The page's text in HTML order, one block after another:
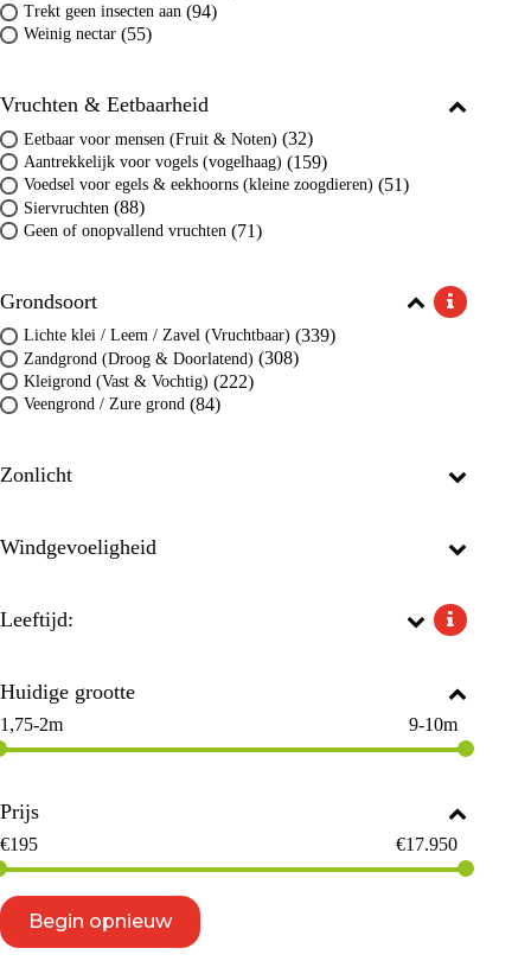
Trekt geen insecten aan (94)
Weinig nectar (55)
Vruchten & Eetbaarheid
Eetbaar voor mensen (Fruit & Noten) (32)
Aantrekkelijk voor vogels (vogelhaag) (159)
Voedsel voor egels & eekhoorns (kleine zoogdieren) (51)
Siervruchten (88)
Geen of onopvallend vruchten (71)
Grondsoort
Lichte klei / Leem / Zavel (Vruchtbaar) (339)
Zandgrond (Droog & Doorlatend) (308)
Kleigrond (Vast & Vochtig) (222)
Veengrond / Zure grond (84)
Zonlicht
Windgevoeligheid
Leeftijd:
Huidige grootte
1,75-2m 9-10m
Prijs
€195 €17.950
Begin opnieuw